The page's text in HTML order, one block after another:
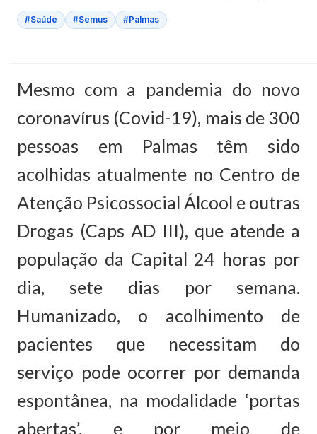
#Saúde #Semus #Palmas
Mesmo com a pandemia do novo
coronavírus (Covid-19), mais de 300
pessoas em Palmas têm sido
acolhidas atualmente no Centro de
Atenção Psicossocial Álcool e outras
Drogas (Caps AD III), que atende a
população da Capital 24 horas por
dia, sete dias por semana.
Humanizado, o acolhimento de
pacientes que necessitam do
serviço pode ocorrer por demanda
espontânea, na modalidade ‘portas
abertas’, e por meio de